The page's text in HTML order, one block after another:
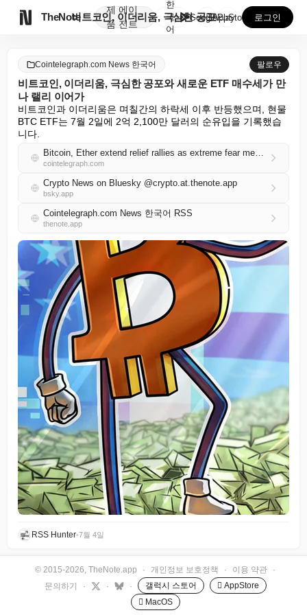
TheNote
제
품
에이
전트
비트코인, 이더리움, 극심한 공포와 새로운 ETF 매수...
한
국
어
GooglePlay
AppStore 로그인
Cointelegraph.com News 한국어 팔로우
비트코인, 이더리움, 극심한 공포와 새로운 ETF 매수세가 만
나 랠리 이어가
비트코인과 이더리움은 며칠간의 하락세 이후 반등했으며, 현물
BTC ETF는 7월 2일에 2억 2,100만 달러의 순유입을 기록했습
니다.
Bitcoin, Ether extend relief rallies as extreme fear meets renewed ETF buying
cointelegraph.com
Crypto News on Bluesky @crypto.at.thenote.app
bsky.app
Cointelegraph.com News 한국어 RSS
thenote.app
RSS Hunter•7월 4일
© 2015-2026, TheNote.app · 개인정보 보호정책 · 이용 약관
·
문의하기
· · · 갤럭시 스토어
 AppStore
 MacOS